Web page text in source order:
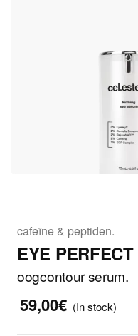
cafeïne & peptiden.
EYE PERFECT
oogcontour serum.
59,00€ (In stock)